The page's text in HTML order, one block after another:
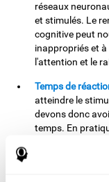
réseaux
et stimulés. Le
cognitive peut
inappropriés et
l'attention et le
Temps de
atteindre le
devons donc
temps. En
cognitive peut